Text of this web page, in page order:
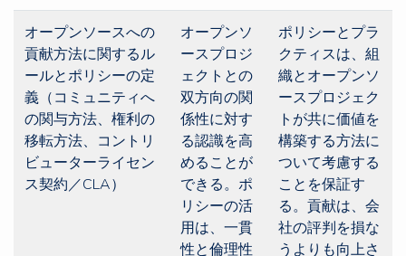
オープンソースへの
貢献方法に関するル
ールとポリシーの定
義（コミュニティへ
の関与方法、権利の
移転方法、コントリ
ビューターライセン
ス契約／CLA）
オープンソ
ースプロジ
ェクトとの
双方向の関
係性に対す
る認識を高
めることが
できる。ポ
リシーの活
用は、一貫
性と倫理性
ポリシーとプラ
クティスは、組
織とオープンソ
ースプロジェク
トが共に価値を
構築する方法に
ついて考慮する
ことを保証す
る。貢献は、会
社の評判を損な
うよりも向上さ